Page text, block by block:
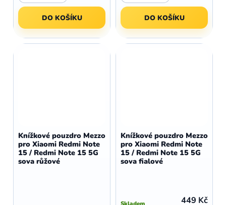
DO KOŠÍKU DO KOŠÍKU
Knížkové pouzdro Mezzo
pro Xiaomi Redmi Note
15 / Redmi Note 15 5G
sova růžové
Knížkové pouzdro Mezzo
pro Xiaomi Redmi Note
15 / Redmi Note 15 5G
sova fialové
Skladem 449 Kč